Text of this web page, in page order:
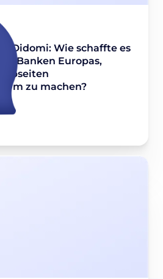
x Didomi: Wie schaffte es
Banken Europas,
zu machen?